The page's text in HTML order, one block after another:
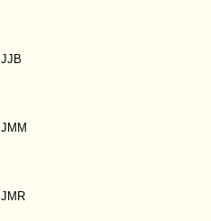
JJB
JMM
JMR